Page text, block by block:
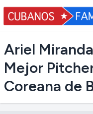
Ariel
Mejor
Coreana de